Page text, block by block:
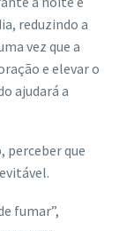
reduzindo a
vez que a
e elevar o
ajudará a
perceber que
fumar”,